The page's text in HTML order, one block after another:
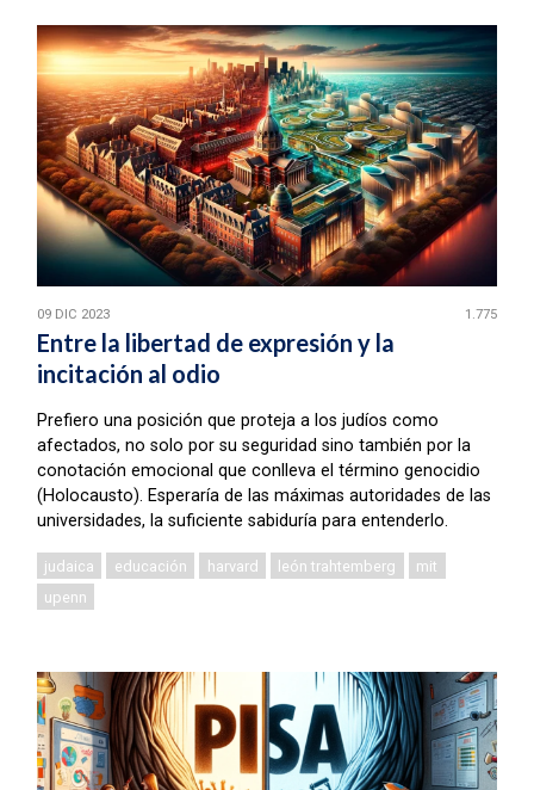
09 DIC 2023 1.775
Entre la libertad de expresión y la
incitación al odio
Prefiero una posición que proteja a los judíos como
afectados, no solo por su seguridad sino también por la
conotación emocional que conlleva el término genocidio
(Holocausto). Esperaría de las máximas autoridades de las
universidades, la suficiente sabiduría para entenderlo.
judaica educación harvard león trahtemberg
mit
upenn